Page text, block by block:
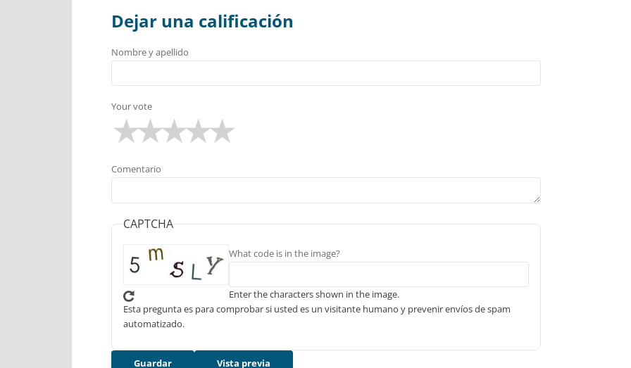
Dejar una calificación
Nombre y apellido
Your vote
Comentario
CAPTCHA
What code is in the image?
Enter the characters shown in the image.
Esta pregunta es para comprobar si usted es un visitante humano y prevenir envíos de spam
automatizado.
Guardar Vista previa